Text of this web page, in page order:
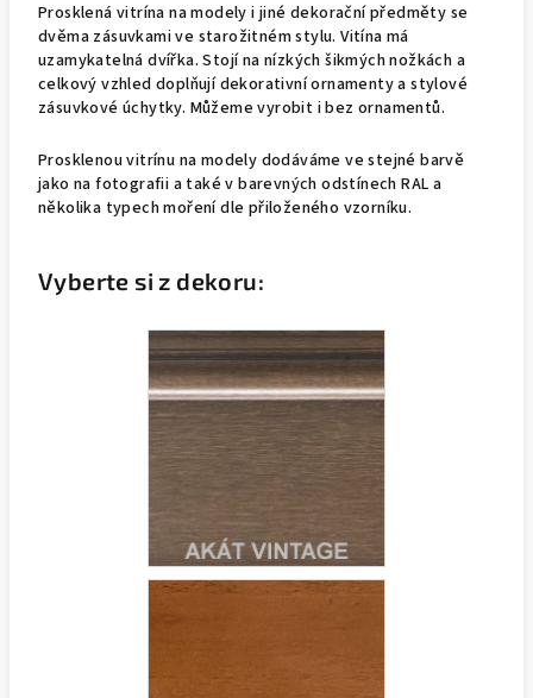
Prosklená vitrína na modely i jiné dekorační předměty se
dvěma zásuvkami ve starožitném stylu. Vitína má
uzamykatelná dvířka. Stojí na nízkých šikmých nožkách a
celkový vzhled doplňují dekorativní ornamenty a stylové
zásuvkové úchytky. Můžeme vyrobit i bez ornamentů.
Prosklenou vitrínu na modely dodáváme ve stejné barvě
jako na fotografii a také v barevných odstínech RAL a
několika typech moření dle přiloženého vzorníku.
Vyberte si z dekoru: